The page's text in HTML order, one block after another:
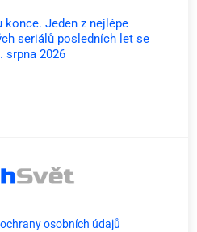
konce. Jeden z nejlépe
seriálů posledních let se
srpna 2026
osobních údajů